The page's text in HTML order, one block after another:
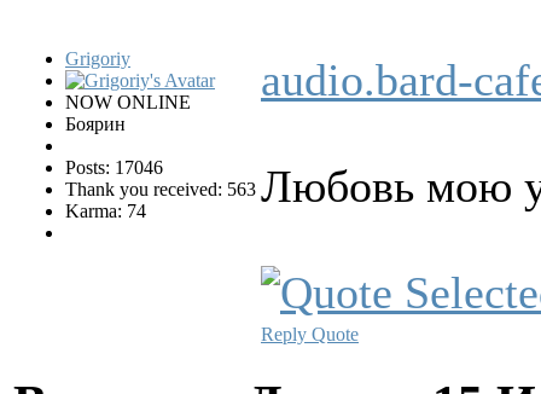
Grigoriy
NOW ONLINE
Боярин
Posts: 17046
Thank you received: 563
Karma: 74
audio.bard-
Любовь мою
Reply Quote